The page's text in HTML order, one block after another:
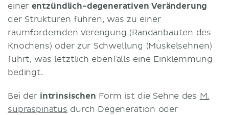
einer entzündlich-degenerativen Veränderung
der Strukturen führen, was zu einer
raumfordernden Verengung (Randanbauten des
Knochens) oder zur Schwellung (Muskelsehnen)
führt, was letztlich ebenfalls eine Einklemmung
bedingt.
Bei der intrinsischen Form ist die Sehne des M.
supraspinatus durch Degeneration oder